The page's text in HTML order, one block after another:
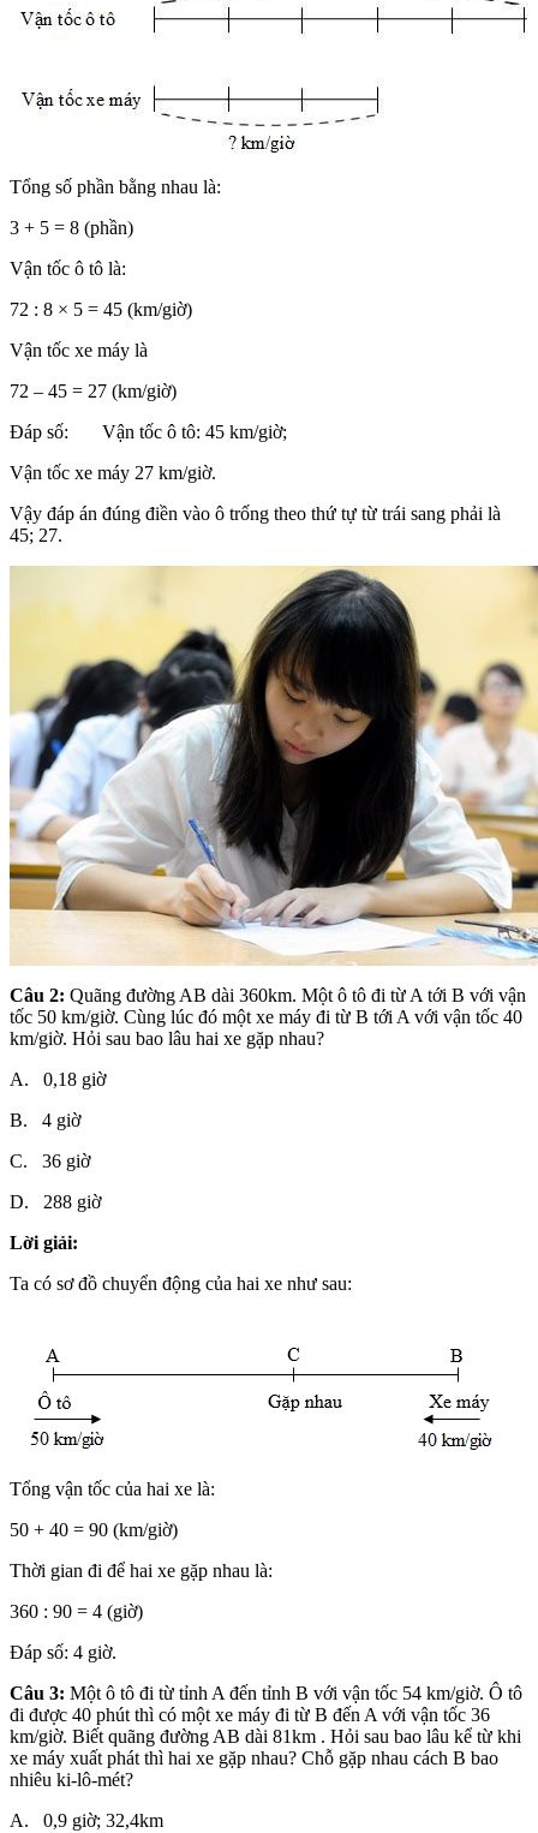
Tổng số phần bằng nhau là:
3 + 5 = 8 (phần)
Vận tốc ô tô là:
72 : 8 × 5 = 45 (km/giờ)
Vận tốc xe máy là
72 – 45 = 27 (km/giờ)
Đáp số: Vận tốc ô tô: 45 km/giờ;
Vận tốc xe máy 27 km/giờ.
Vậy đáp án đúng điền vào ô trống theo thứ tự từ trái sang phải là
45; 27.
Câu 2: Quãng đường AB dài 360km. Một ô tô đi từ A tới B với vận
tốc 50 km/giờ. Cùng lúc đó một xe máy đi từ B tới A với vận tốc 40
km/giờ. Hỏi sau bao lâu hai xe gặp nhau?
A. 0,18 giờ
B. 4 giờ
C. 36 giờ
D. 288 giờ
Lời giải:
Ta có sơ đồ chuyển động của hai xe như sau:
Tổng vận tốc của hai xe là:
50 + 40 = 90 (km/giờ)
Thời gian đi để hai xe gặp nhau là:
360 : 90 = 4 (giờ)
Đáp số: 4 giờ.
Câu 3: Một ô tô đi từ tỉnh A đến tỉnh B với vận tốc 54 km/giờ. Ô tô
đi được 40 phút thì có một xe máy đi từ B đến A với vận tốc 36
km/giờ. Biết quãng đường AB dài 81km . Hỏi sau bao lâu kể từ khi
xe máy xuất phát thì hai xe gặp nhau? Chỗ gặp nhau cách B bao
nhiêu ki-lô-mét?
A. 0,9 giờ; 32,4km